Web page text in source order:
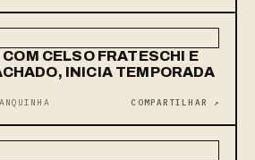
COM CELSO FRATESCHI E
INICIA TEMPORADA
COMPARTILHAR ↗